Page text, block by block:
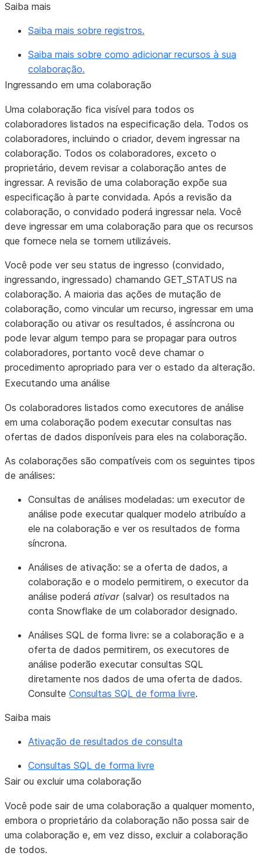
Saiba mais
Saiba mais sobre registros.
Saiba mais sobre como adicionar recursos à sua
colaboração.
Ingressando em uma colaboração
Uma colaboração fica visível para todos os
colaboradores listados na especificação dela. Todos os
colaboradores, incluindo o criador, devem ingressar na
colaboração. Todos os colaboradores, exceto o
proprietário, devem revisar a colaboração antes de
ingressar. A revisão de uma colaboração expõe sua
especificação à parte convidada. Após a revisão da
colaboração, o convidado poderá ingressar nela. Você
deve ingressar em uma colaboração para que os recursos
que fornece nela se tornem utilizáveis.
Você pode ver seu status de ingresso (convidado,
ingressando, ingressado) chamando GET_STATUS na
colaboração. A maioria das ações de mutação de
colaboração, como vincular um recurso, ingressar em uma
colaboração ou ativar os resultados, é assíncrona ou
pode levar algum tempo para se propagar para outros
colaboradores, portanto você deve chamar o
procedimento apropriado para ver o estado da alteração.
Executando uma análise
Os colaboradores listados como executores de análise
em uma colaboração podem executar consultas nas
ofertas de dados disponíveis para eles na colaboração.
As colaborações são compatíveis com os seguintes tipos
de análises:
Consultas de análises modeladas: um executor de
análise pode executar qualquer modelo atribuído a
ele na colaboração e ver os resultados de forma
síncrona.
Análises de ativação: se a oferta de dados, a
colaboração e o modelo permitirem, o executor da
análise poderá ativar(salvar) os resultados na
conta Snowflake de um colaborador designado.
Análises SQL de forma livre: se a colaboração e a
oferta de dados permitirem, os executores de
análise poderão executar consultas SQL
diretamente nos dados de uma oferta de dados.
Consulte Consultas SQL de forma livre.
Saiba mais
Ativação de resultados de consulta
Consultas SQL de forma livre
Sair ou excluir uma colaboração
Você pode sair de uma colaboração a qualquer momento,
embora o proprietário da colaboração não possa sair de
uma colaboração e, em vez disso, excluir a colaboração
de todos.